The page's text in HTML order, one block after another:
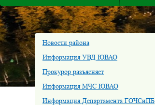
Новости района
Информация УВД ЮВАО
Прокурор разъясняет
Информация МЧС ЮВАО
Информация Департамента ГОЧСиПБ